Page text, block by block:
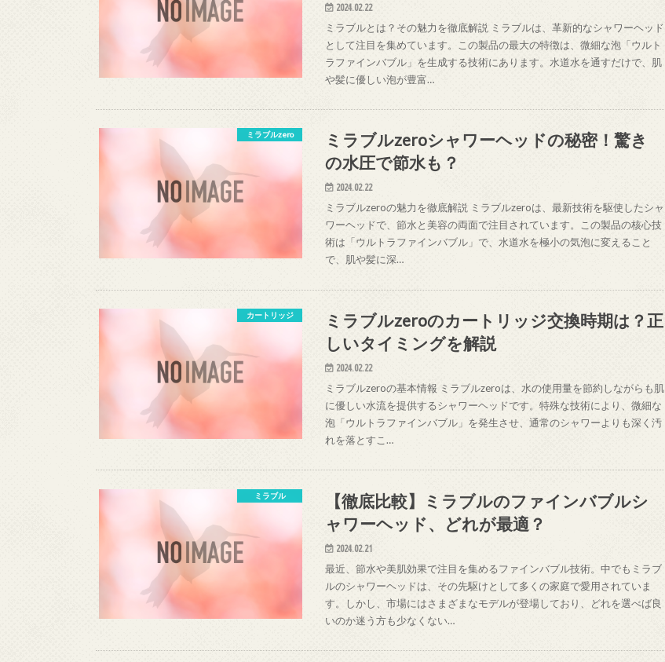
2024.02.22
ミラブルとは？その魅力を徹底解説 ミラブルは、革新的なシャワーヘッド
として注目を集めています。この製品の最大の特徴は、微細な泡「ウルト
ラファインバブル」を生成する技術にあります。水道水を通すだけで、肌
や髪に優しい泡が豊富…
ミラブルzero
ミラブルzeroシャワーヘッドの秘密！驚き
の水圧で節水も？
2024.02.22
ミラブルzeroの魅力を徹底解説 ミラブルzeroは、最新技術を駆使したシャ
ワーヘッドで、節水と美容の両面で注目されています。この製品の核心技
術は「ウルトラファインバブル」で、水道水を極小の気泡に変えること
で、肌や髪に深…
カートリッジ
ミラブルzeroのカートリッジ交換時期は？正
しいタイミングを解説
2024.02.22
ミラブルzeroの基本情報 ミラブルzeroは、水の使用量を節約しながらも肌
に優しい水流を提供するシャワーヘッドです。特殊な技術により、微細な
泡「ウルトラファインバブル」を発生させ、通常のシャワーよりも深く汚
れを落とすこ…
ミラブル
【徹底比較】ミラブルのファインバブルシ
ャワーヘッド、どれが最適？
2024.02.21
最近、節水や美肌効果で注目を集めるファインバブル技術。中でもミラブ
ルのシャワーヘッドは、その先駆けとして多くの家庭で愛用されていま
す。しかし、市場にはさまざまなモデルが登場しており、どれを選べば良
いのか迷う方も少なくない…